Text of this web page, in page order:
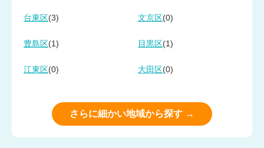
台東区 (3) 文京区 (0)
豊島区 (1) 目黒区 (1)
江東区 (0) 大田区 (0)
さらに細かい地域から探す →